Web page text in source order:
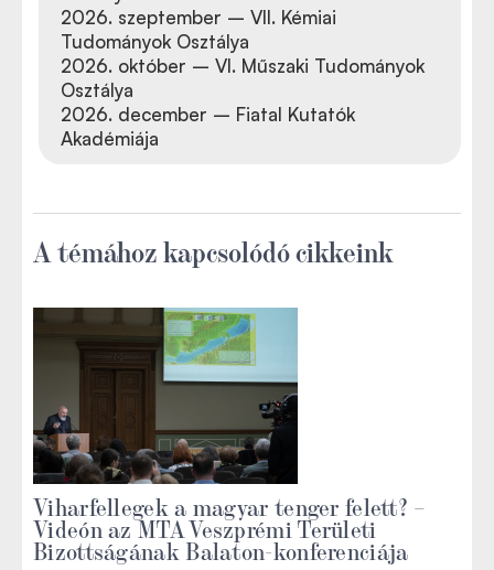
2026. szeptember – VII. Kémiai
Tudományok Osztálya
2026. október – VI. Műszaki Tudományok
Osztálya
2026. december – Fiatal Kutatók
Akadémiája
A témához kapcsolódó cikkeink
Viharfellegek a magyar tenger felett? –
Videón az MTA Veszprémi Területi
Bizottságának Balaton-konferenciája